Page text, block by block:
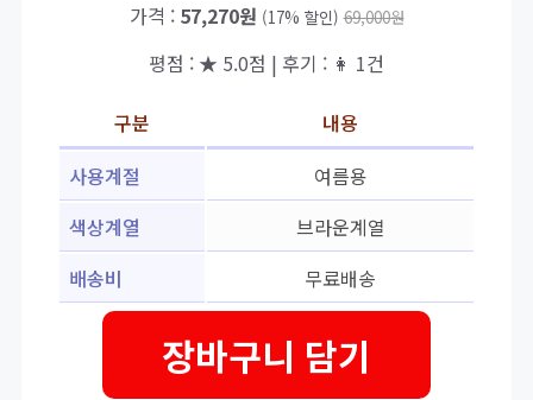
가격 : 57,270원 (17% 할인) 69,000원
평점 : ★ 5.0점 | 후기 : 👩 1건
구분
내용
사용계절
여름용
색상계열
브라운계열
배송비
무료배송
장바구니 담기